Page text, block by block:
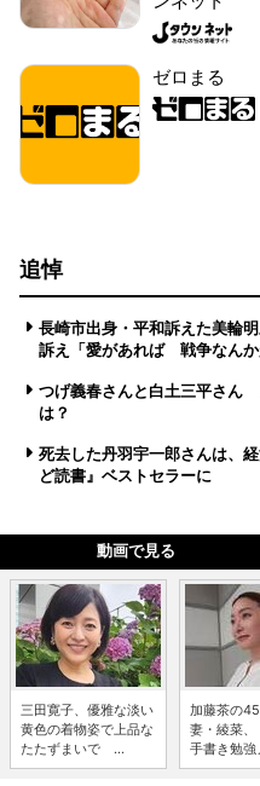
ゼロまる
追悼
長崎市出身・平和訴えた美輪
訴え「愛があれば 戦争なんか
つげ義春さんと白土三平さん
は？
死去した丹羽宇一郎さんは、
ど読書』ベストセラーに
動画で見る
三田寛子、優雅な淡い
黄色の着物姿で上品な
たたずまいで ...
加藤茶の
妻・綾菜、
手書き勉強